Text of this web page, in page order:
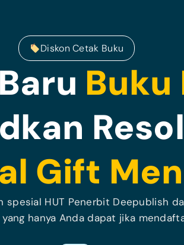
Diskon Cetak Buku
Buku
Gift
spesial HUT Penerbit Deepublish
hanya Anda dapat jika